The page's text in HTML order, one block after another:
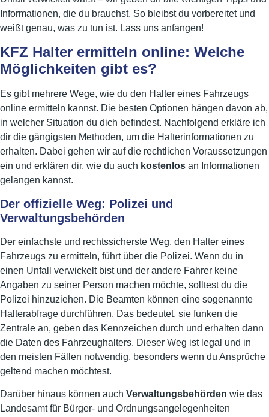
Informationen, die du brauchst. So bleibst du vorbereitet und
weißt genau, was zu tun ist. Lass uns anfangen!
KFZ Halter ermitteln online: Welche
Möglichkeiten gibt es?
Es gibt mehrere Wege, wie du den Halter eines Fahrzeugs
online ermitteln kannst. Die besten Optionen hängen davon ab,
in welcher Situation du dich befindest. Nachfolgend erkläre ich
dir die gängigsten Methoden, um die Halterinformationen zu
erhalten. Dabei gehen wir auf die rechtlichen Voraussetzungen
ein und erklären dir, wie du auch kostenlos an Informationen
gelangen kannst.
Der offizielle Weg: Polizei und
Verwaltungsbehörden
Der einfachste und rechtssicherste Weg, den Halter eines
Fahrzeugs zu ermitteln, führt über die Polizei. Wenn du in
einen Unfall verwickelt bist und der andere Fahrer keine
Angaben zu seiner Person machen möchte, solltest du die
Polizei hinzuziehen. Die Beamten können eine sogenannte
Halterabfrage durchführen. Das bedeutet, sie funken die
Zentrale an, geben das Kennzeichen durch und erhalten dann
die Daten des Fahrzeughalters. Dieser Weg ist legal und in
den meisten Fällen notwendig, besonders wenn du Ansprüche
geltend machen möchtest.
Darüber hinaus können auch Verwaltungsbehörden wie das
Landesamt für Bürger- und Ordnungsangelegenheiten